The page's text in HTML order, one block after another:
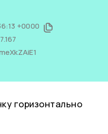
+0000
горизонтально